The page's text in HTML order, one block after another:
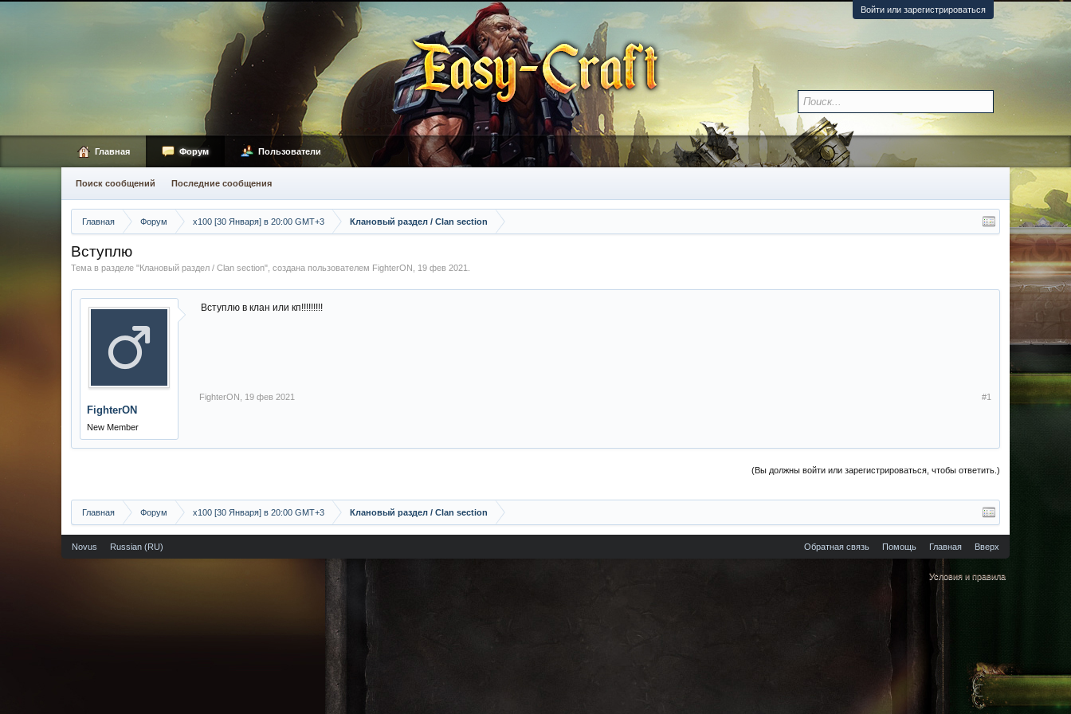
Войти или зарегистрироваться
Главная Форум х100 [30 Января] в 20:00 GMT+3 Клановый раздел / Сlan section
Вступлю
Тема в разделе "Клановый раздел / Сlan section", создана пользователем FighterON 19 фев 2021
FighterON
New Member
Вступлю в клан или кп!!!!!!!!!
FighterON 19 фев 2021 #1
(Вы должны войти или зарегистрироваться, чтобы ответить.)
Главная Форум х100 [30 Января] в 20:00 GMT+3 Клановый раздел / Сlan section
Главная Форум
Поиск сообщений Последние сообщения
Пользователи
Novus Russian (RU) Обратная связь Помощь Главная Вверх
Условия и правила